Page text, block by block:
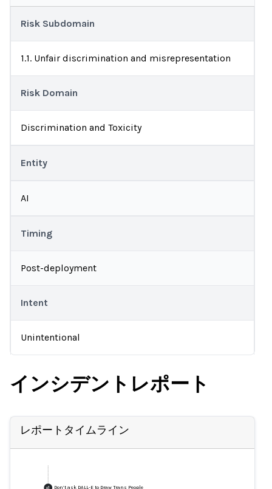
Risk Subdomain
1.1. Unfair discrimination and misrepresentation
Risk Domain
Discrimination and Toxicity
Entity
AI
Timing
Post-deployment
Intent
Unintentional
インシデントレポート
レポートタイムライン
+1 Don’t ask DALL-E to Draw Trans People